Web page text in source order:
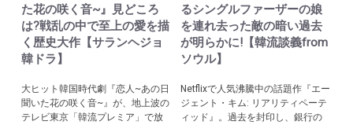
た花の咲く音~』見どころ
は?戦乱の中で至上の愛を描
く歴史大作【サランヘジョ
韓ドラ】
大ヒット韓国時代劇『恋人~あの日
聞いた花の咲く音~』が、地上波の
テレビ東京「韓流プレミア」で放
るシングルファーザーの娘
を連れ去った敵の暗い過去
が明らかに!【韓流談義from
ソウル】
Netflixで人気沸騰中の話題作『エー
ジェント・キム: リアリティペーテ
ィッド』。過去を封印し、銀行の